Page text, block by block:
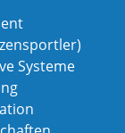
Systeme